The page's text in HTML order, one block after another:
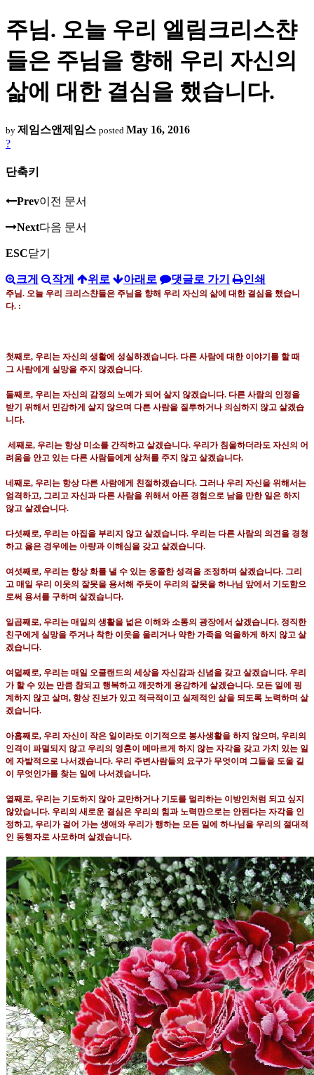
주님. 오늘 우리 엘림크리스챤
들은 주님을 향해 우리 자신의
삶에 대한 결심을 했습니다.
by 제임스앤제임스 posted May 16, 2016
?
단축키
Prev이전 문서
Next다음 문서
ESC닫기
크게 작게 위로 아래로 댓글로 가기 인쇄
주님. 오늘 우리 크리스챤들은 주님을 향해 우리 자신의 삶에 대한 결심을 했습니
다. :
첫째로, 우리는 자신의 생활에 성실하겠습니다. 다른 사람에 대한 이야기를 할 때
그 사람에게 실망을 주지 않겠습니다.
둘째로, 우리는 자신의 감정의 노예가 되어 살지 않겠습니다. 다른 사람의 인정을
받기 위해서 민감하게 살지 않으며 다른 사람을 질투하거나 의심하지 않고 살겠습
니다.
세째로, 우리는 항상 미소를 간직하고 살겠습니다. 우리가 침울하더라도 자신의 어
려움을 안고 있는 다른 사람들에게 상처를 주지 않고 살겠습니다.
네째로, 우리는 항상 다른 사람에게 친절하겠습니다. 그러나 우리 자신을 위해서는
엄격하고, 그리고 자신과 다른 사람을 위해서 아픈 경험으로 남을 만한 일은 하지
않고 살겠습니다.
다섯째로, 우리는 아집을 부리지 않고 살겠습니다. 우리는 다른 사람의 의견을 경청
하고 옳은 경우에는 아량과 이해심을 갖고 살겠습니다.
여섯째로, 우리는 항상 화를 낼 수 있는 옹졸한 성격을 조정하며 살겠습니다. 그리
고 매일 우리 이웃의 잘못을 용서해 주듯이 우리의 잘못을 하나님 앞에서 기도함으
로써 용서를 구하며 살겠습니다.
일곱째로, 우리는 매일의 생활을 넓은 이해와 소통의 광장에서 살겠습니다. 정직한
친구에게 실망을 주거나 착한 이웃을 울리거나 약한 가족을 억울하게 하지 않고 살
겠습니다.
여덟째로, 우리는 매일 오클랜드의 세상을 자신감과 신념을 갖고 살겠습니다. 우리
가 할 수 있는 만큼 참되고 행복하고 깨끗하게 용감하게 살겠습니다. 모든 일에 핑
계하지 않고 살며, 항상 진보가 있고 적극적이고 실제적인 삶을 되도록 노력하며 살
겠습니다.
아홉째로, 우리 자신이 작은 일이라도 이기적으로 봉사생활을 하지 않으며, 우리의
인격이 파멸되지 않고 우리의 영혼이 메마르게 하지 않는 자각을 갖고 가치 있는 일
에 자발적으로 나서겠습니다. 우리 주변사람들의 요구가 무엇이며 그들을 도울 길
이 무엇인가를 찾는 일에 나서겠습니다.
열째로, 우리는 기도하지 않아 교만하거나 기도를 멀리하는 이방인처럼 되고 싶지
않았습니다. 우리의 새로운 결심은 우리의 힘과 노력만으로는 안된다는 자각을 인
정하고, 우리가 걸어 가는 생애와 우리가 행하는 모든 일에 하나님을 우리의 절대적
인 동행자로 사모하며 살겠습니다.